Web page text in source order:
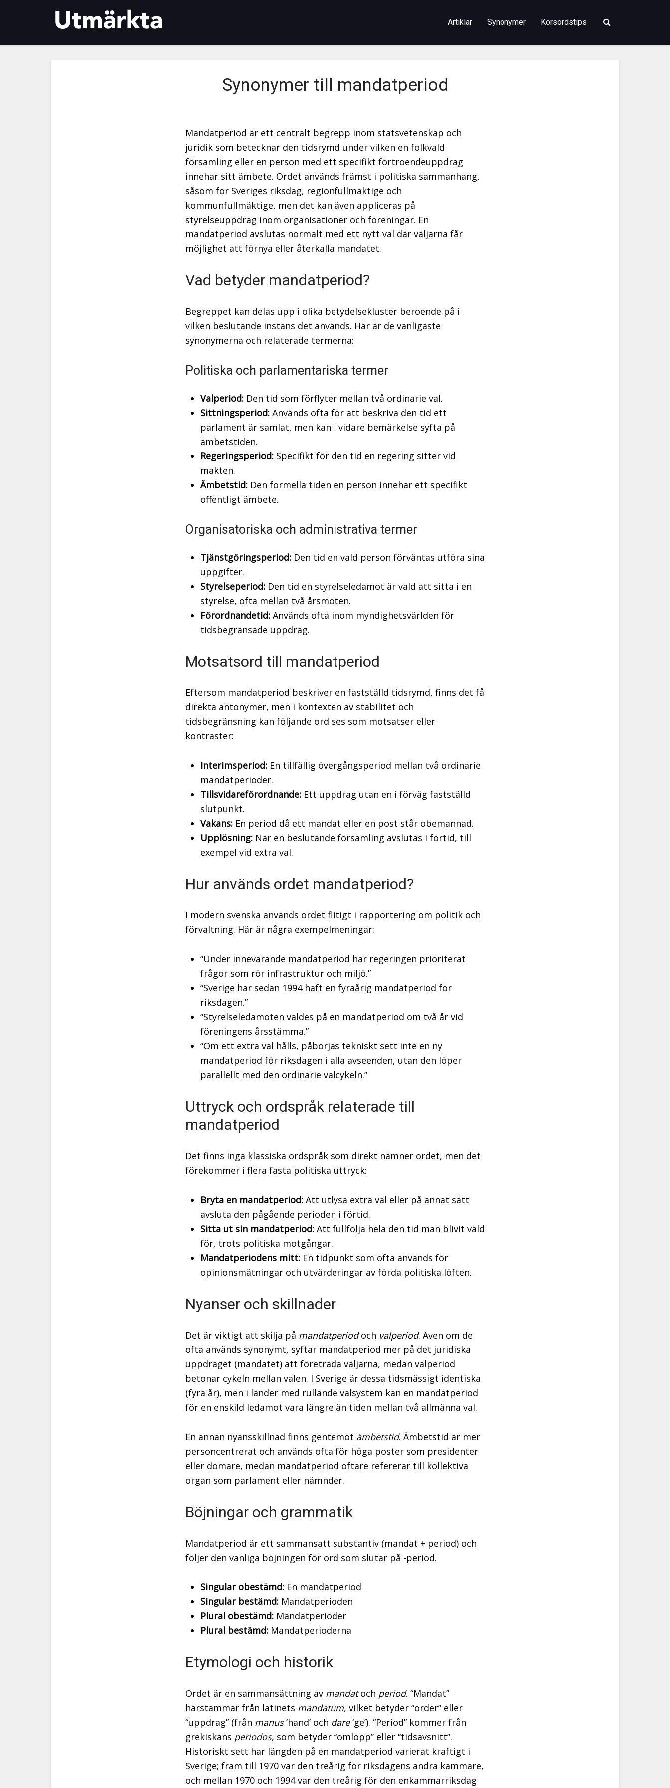
Artiklar Synonymer Korsordstips
Synonymer till mandatperiod
Mandatperiod är ett centralt begrepp inom statsvetenskap och
juridik som betecknar den tidsrymd under vilken en folkvald
församling eller en person med ett specifikt förtroendeuppdrag
innehar sitt ämbete. Ordet används främst i politiska sammanhang,
såsom för Sveriges riksdag, regionfullmäktige och
kommunfullmäktige, men det kan även appliceras på
styrelseuppdrag inom organisationer och föreningar. En
mandatperiod avslutas normalt med ett nytt val där väljarna får
möjlighet att förnya eller återkalla mandatet.
Vad betyder mandatperiod?
Begreppet kan delas upp i olika betydelsekluster beroende på i
vilken beslutande instans det används. Här är de vanligaste
synonymerna och relaterade termerna:
Politiska och parlamentariska termer
Valperiod: Den tid som förflyter mellan två ordinarie val.
Sittningsperiod: Används ofta för att beskriva den tid ett
parlament är samlat, men kan i vidare bemärkelse syfta på
ämbetstiden.
Regeringsperiod: Specifikt för den tid en regering sitter vid
makten.
Ämbetstid: Den formella tiden en person innehar ett specifikt
offentligt ämbete.
Organisatoriska och administrativa termer
Tjänstgöringsperiod: Den tid en vald person förväntas utföra sina
uppgifter.
Styrelseperiod: Den tid en styrelseledamot är vald att sitta i en
styrelse, ofta mellan två årsmöten.
Förordnandetid: Används ofta inom myndighetsvärlden för
tidsbegränsade uppdrag.
Motsatsord till mandatperiod
Eftersom mandatperiod beskriver en fastställd tidsrymd, finns det få
direkta antonymer, men i kontexten av stabilitet och
tidsbegränsning kan följande ord ses som motsatser eller
kontraster:
Interimsperiod: En tillfällig övergångsperiod mellan två ordinarie
mandatperioder.
Tillsvidareförordnande: Ett uppdrag utan en i förväg fastställd
slutpunkt.
Vakans: En period då ett mandat eller en post står obemannad.
Upplösning: När en beslutande församling avslutas i förtid, till
exempel vid extra val.
Hur används ordet mandatperiod?
I modern svenska används ordet flitigt i rapportering om politik och
förvaltning. Här är några exempelmeningar:
“Under innevarande mandatperiod har regeringen prioriterat
frågor som rör infrastruktur och miljö.”
“Sverige har sedan 1994 haft en fyraårig mandatperiod för
riksdagen.”
“Styrelseledamoten valdes på en mandatperiod om två år vid
föreningens årsstämma.”
“Om ett extra val hålls, påbörjas tekniskt sett inte en ny
mandatperiod för riksdagen i alla avseenden, utan den löper
parallellt med den ordinarie valcykeln.”
Uttryck och ordspråk relaterade till
mandatperiod
Det finns inga klassiska ordspråk som direkt nämner ordet, men det
förekommer i flera fasta politiska uttryck:
Bryta en mandatperiod: Att utlysa extra val eller på annat sätt
avsluta den pågående perioden i förtid.
Sitta ut sin mandatperiod: Att fullfölja hela den tid man blivit vald
för, trots politiska motgångar.
Mandatperiodens mitt: En tidpunkt som ofta används för
opinionsmätningar och utvärderingar av förda politiska löften.
Nyanser och skillnader
Det är viktigt att skilja på mandatperiodoch valperiod. Även om de
ofta används synonymt, syftar mandatperiod mer på det juridiska
uppdraget (mandatet) att företräda väljarna, medan valperiod
betonar cykeln mellan valen. I Sverige är dessa tidsmässigt identiska
(fyra år), men i länder med rullande valsystem kan en mandatperiod
för en enskild ledamot vara längre än tiden mellan två allmänna val.
En annan nyansskillnad finns gentemot ämbetstid. Ämbetstid är mer
personcentrerat och används ofta för höga poster som presidenter
eller domare, medan mandatperiod oftare refererar till kollektiva
organ som parlament eller nämnder.
Böjningar och grammatik
Mandatperiod är ett sammansatt substantiv (mandat + period) och
följer den vanliga böjningen för ord som slutar på -period.
Singular obestämd: En mandatperiod
Singular bestämd: Mandatperioden
Plural obestämd: Mandatperioder
Plural bestämd: Mandatperioderna
Etymologi och historik
Ordet är en sammansättning av mandatoch period. “Mandat”
härstammar från latinets mandatum, vilket betyder “order” eller
“uppdrag” (från manus‘hand’ och dare‘ge’). “Period” kommer från
grekiskans periodos, som betyder “omlopp” eller “tidsavsnitt”.
Historiskt sett har längden på en mandatperiod varierat kraftigt i
Sverige; fram till 1970 var den treårig för riksdagens andra kammare,
och mellan 1970 och 1994 var den treårig för den enkammarriksdag